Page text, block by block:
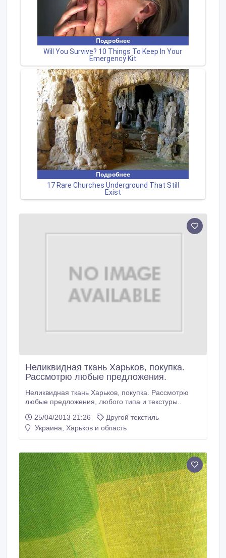
Неликвидная ткань Харьков, покупка.
Рассмотрю любые предложения.
Неликвидная ткань Харьков, покупка. Рассмотрю
любые предложения, любого типа и текстуры..
25/04/2013 21:26
Другой текстиль
Украина, Харьков и область